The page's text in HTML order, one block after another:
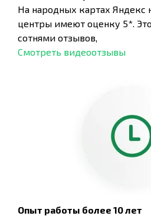
На народных картах Яндекс
центры имеют оценку 5*.
сотнями отзывов,
Смотреть видеоотзывы
Опыт работы более 10 лет